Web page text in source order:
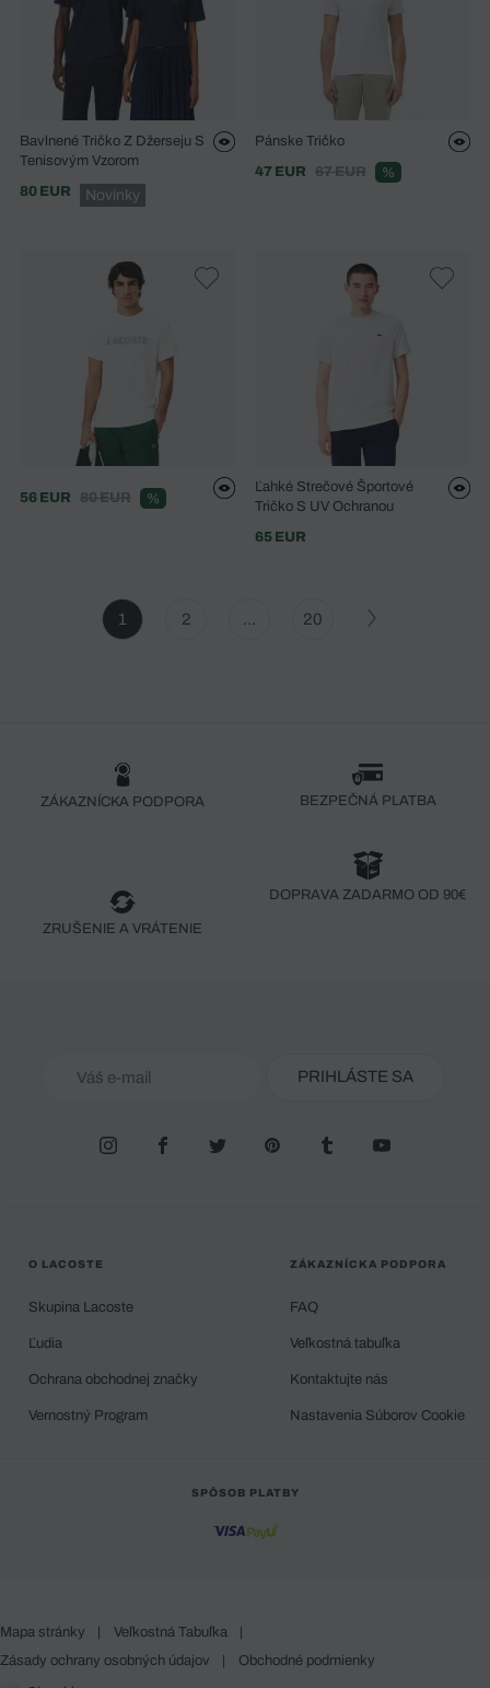
Bavlnené Tričko Z Džerseju S
Tenisovým Vzorom
80 EUR
Novinky
Pánske Tričko
47 EUR
67 EUR %
56 EUR 80 EUR %
Ľahké Strečové Športové
Tričko S UV Ochranou
65 EUR
1 2 20
ZÁKAZNÍCKA PODPORA BEZPEČNÁ PLATBA
ZRUŠENIE A VRÁTENIE
DOPRAVA ZADARMO OD 90€
PRIHLÁSTE SA
O LACOSTE
Skupina Lacoste
Ľudia
Ochrana obchodnej značky
Vernostný Program
ZÁKAZNÍCKA PODPORA
FAQ
Veľkostná tabuľka
Kontaktujte nás
Nastavenia Súborov Cookie
SPÔSOB PLATBY
Mapa stránky Veľkostná Tabuľka
Zásady ochrany osobných údajov
Obchodné podmienky